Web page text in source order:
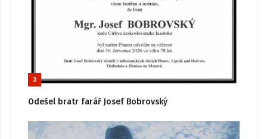
3
Odešel bratr farář Josef Bobrovský